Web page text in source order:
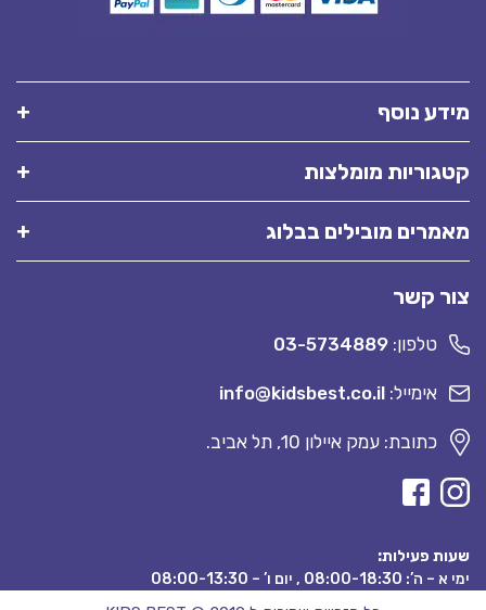
מידע נוסף
קטגוריות מומלצות
מאמרים מובילים בבלוג
צור קשר
טלפון: 03-5734889
אימייל: info@kidsbest.co.il
כתובת: עמק איילון 10, תל אביב.
שעות פעילות:
ימי א – ה’: 08:00-18:30 , יום ו’ – 08:00-13:30